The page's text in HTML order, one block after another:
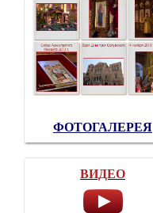
ФОТОГАЛЕРЕЯ
ВИДЕО